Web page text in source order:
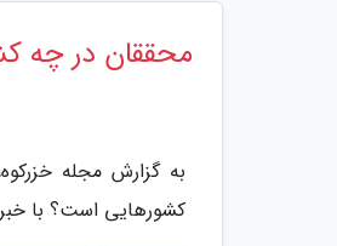
محققان در چه
به گزارش مجله
کشورهایی است؟ با